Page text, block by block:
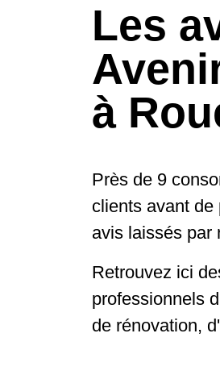
Les
à
Près de 9
clients avant de
avis laissés par
Retrouvez ici
professionnels
de rénovation,